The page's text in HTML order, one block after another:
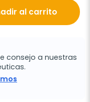
al carrito
consejo a nuestras